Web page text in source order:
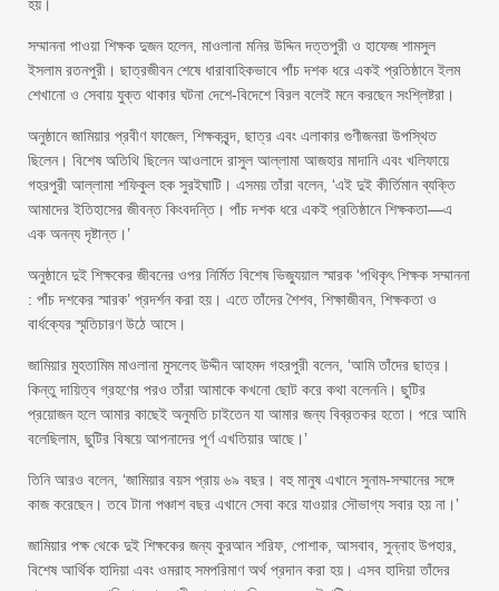
হয়।
সম্মাননা পাওয়া শিক্ষক দুজন হলেন, মাওলানা মনির উদ্দিন দত্তপুরী ও হাফেজ শামসুল
ইসলাম রতনপুরী। ছাত্রজীবন শেষে ধারাবাহিকভাবে পাঁচ দশক ধরে একই প্রতিষ্ঠানে ইলম
শেখানো ও সেবায় যুক্ত থাকার ঘটনা দেশে-বিদেশে বিরল বলেই মনে করছেন সংশ্লিষ্টরা।
অনুষ্ঠানে জামিয়ার প্রবীণ ফাজেল, শিক্ষকবৃন্দ, ছাত্র এবং এলাকার গুণীজনরা উপস্থিত
ছিলেন। বিশেষ অতিথি ছিলেন আওলাদে রাসুল আল্লামা আজহার মাদানি এবং খলিফায়ে
গহরপুরী আল্লামা শফিকুল হক সুরইঘাটি। এসময় তাঁরা বলেন, ‘এই দুই কীর্তিমান ব্যক্তি
আমাদের ইতিহাসের জীবন্ত কিংবদন্তি। পাঁচ দশক ধরে একই প্রতিষ্ঠানে শিক্ষকতা—এ
এক অনন্য দৃষ্টান্ত।’
অনুষ্ঠানে দুই শিক্ষকের জীবনের ওপর নির্মিত বিশেষ ভিজ্যুয়াল স্মারক ‘পথিকৃৎ শিক্ষক সম্মাননা
: পাঁচ দশকের স্মারক’ প্রদর্শন করা হয়। এতে তাঁদের শৈশব, শিক্ষাজীবন, শিক্ষকতা ও
বার্ধক্যের স্মৃতিচারণ উঠে আসে।
জামিয়ার মুহতামিম মাওলানা মুসলেহ উদ্দীন আহমদ গহরপুরী বলেন, ‘আমি তাঁদের ছাত্র।
কিন্তু দায়িত্ব গ্রহণের পরও তাঁরা আমাকে কখনো ছোট করে কথা বলেননি। ছুটির
প্রয়োজন হলে আমার কাছেই অনুমতি চাইতেন যা আমার জন্য বিব্রতকর হতো। পরে আমি
বলেছিলাম, ছুটির বিষয়ে আপনাদের পূর্ণ এখতিয়ার আছে।’
তিনি আরও বলেন, ‘জামিয়ার বয়স প্রায় ৬৯ বছর। বহু মানুষ এখানে সুনাম-সম্মানের সঙ্গে
কাজ করেছেন। তবে টানা পঞ্চাশ বছর এখানে সেবা করে যাওয়ার সৌভাগ্য সবার হয় না।’
জামিয়ার পক্ষ থেকে দুই শিক্ষকের জন্য কুরআন শরিফ, পোশাক, আসবাব, সুন্নাহ উপহার,
বিশেষ আর্থিক হাদিয়া এবং ওমরাহ সমপরিমাণ অর্থ প্রদান করা হয়। এসব হাদিয়া তাঁদের